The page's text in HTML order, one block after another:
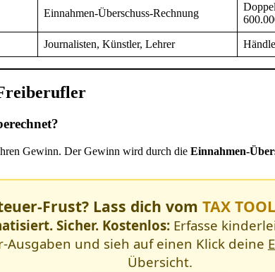
Einnahmen-Überschuss-Rechnung
Journalisten, Künstler, Lehrer
Gewinn. Der Gewinn wird durch die Einnahmen-
Frust? Lass dich vomTAX TOOL
Sicher. Kostenlos: Erfasse
Ausgaben und sieh auf einen Klick deine
Übersicht.